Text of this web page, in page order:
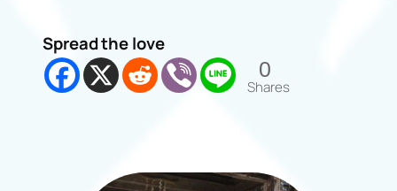
Spread the love
0
Shares